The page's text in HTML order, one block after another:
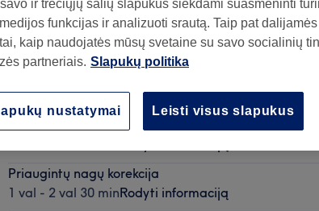
Priaugintų nagų korekcija
1 val - 2 val 30 minRodyti informaciją
ir trečiųjų šalių slapukus siekdami suasmeninti
funkcijas ir analizuoti srautą. Taip pat dalijamės
kaip naudojatės mūsų svetaine su savo socialinių
partneriais. Slapukų politika
Leisti visus slapukus
nustatymai